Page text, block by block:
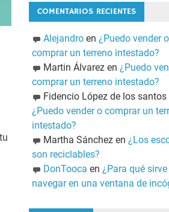
COMENTARIOS RECIENTES
Alejandroen ¿Puedo vender o
comprar un terreno intestado?
Martin Álvarezen ¿Puedo
comprar un terreno intestado?
Fidencio López de los santos
¿Puedo vender o comprar un
intestado?
Martha Sánchezen ¿Los
son reciclables?
DonTooca en ¿Para qué sirve
navegar en una ventana de